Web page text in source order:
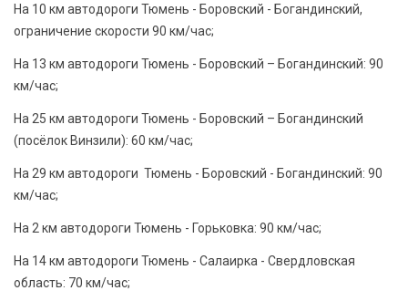
На 10 км автодороги Тюмень - Боровский - Богандинский,
ограничение скорости 90 км/час;
На 13 км автодороги Тюмень - Боровский – Богандинский: 90
км/час;
На 25 км автодороги Тюмень - Боровский – Богандинский
(посёлок Винзили): 60 км/час;
На 29 км автодороги Тюмень - Боровский - Богандинский: 90
км/час;
На 2 км автодороги Тюмень - Горьковка: 90 км/час;
На 14 км автодороги Тюмень - Салаирка - Свердловская
область: 70 км/час;